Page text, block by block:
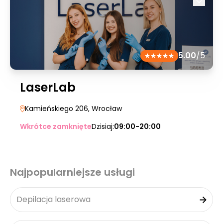
5.00/5
LaserLab
Kamieńskiego 206, Wrocław
Wkrótce zamknięteDzisiaj:09:00-20:00
Najpopularniejsze usługi
Depilacja laserowa